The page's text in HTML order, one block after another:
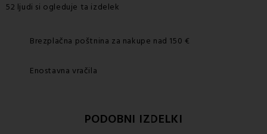
52 ljudi si ogleduje ta izdelek
Brezplačna poštnina za nakupe nad 150 €
Enostavna vračila
PODOBNI IZDELKI